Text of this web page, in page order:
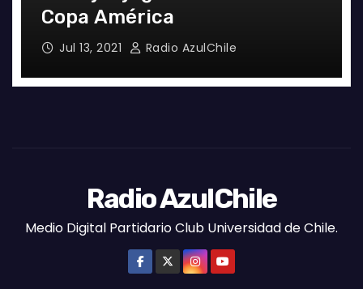
Copa América
Jul 13, 2021 Radio AzulChile
Radio AzulChile
Medio Digital Partidario Club Universidad de Chile.